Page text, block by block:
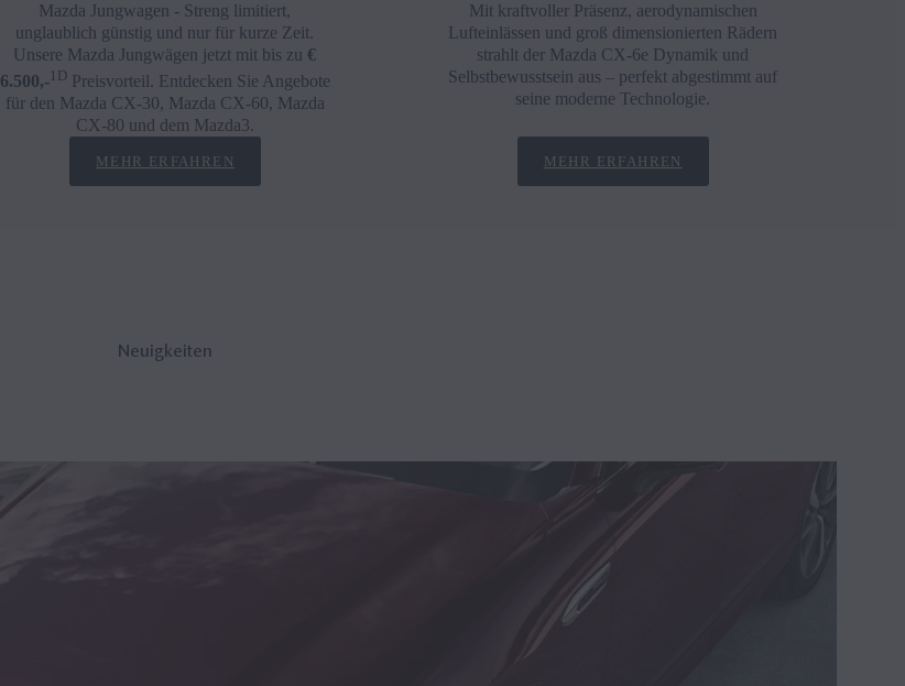
Mazda Jungwagen - Streng limitiert,
unglaublich günstig und nur für kurze Zeit.
Unsere Mazda Jungwägen jetzt mit bis zu €
6.500,- 1DPreisvorteil. Entdecken Sie Angebote
für den Mazda CX-30, Mazda CX-60, Mazda
CX-80 und dem Mazda3.
MEHR ERFAHREN
Mit kraftvoller Präsenz, aerodynamischen
Lufteinlässen und groß dimensionierten Rädern
strahlt der Mazda CX-6e Dynamik und
Selbstbewusstsein aus – perfekt abgestimmt auf
seine moderne Technologie.
MEHR ERFAHREN
Neu­ig­kei­ten